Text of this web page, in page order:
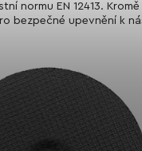
normu EN 12413.
bezpečné upevnění k